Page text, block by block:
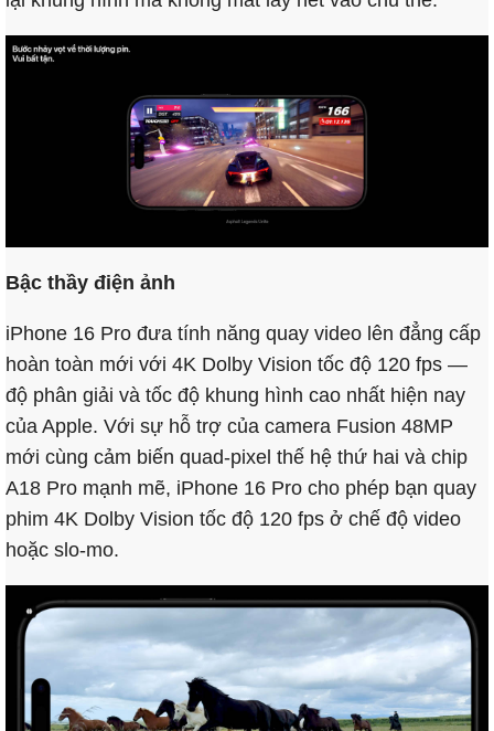
Bậc thầy điện ảnh
iPhone 16 Pro đưa tính năng quay video lên đẳng cấp
hoàn toàn mới với 4K Dolby Vision tốc độ 120 fps —
độ phân giải và tốc độ khung hình cao nhất hiện nay
của Apple. Với sự hỗ trợ của camera Fusion 48MP
mới cùng cảm biến quad-pixel thế hệ thứ hai và chip
A18 Pro mạnh mẽ, iPhone 16 Pro cho phép bạn quay
phim 4K Dolby Vision tốc độ 120 fps ở chế độ video
hoặc slo-mo.